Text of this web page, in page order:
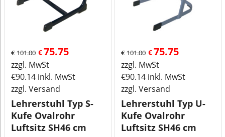
€101.00 €75.75
zzgl. MwSt
€90.14 inkl. MwSt
zzgl. Versand
Lehrerstuhl Typ S-
Kufe Ovalrohr
Luftsitz SH46 cm
€101.00 €75.75
zzgl. MwSt
€90.14 inkl. MwSt
zzgl. Versand
Lehrerstuhl Typ U-
Kufe Ovalrohr
Luftsitz SH46 cm